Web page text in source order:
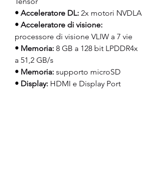
• Acceleratore DL: 2x motori NVDLA
• Acceleratore di visione:
processore di visione VLIW a 7 vie
• Memoria: 8 GB a 128 bit LPDDR4x
a 51,2 GB/s
• Memoria: supporto microSD
• Display: HDMI e Display Port